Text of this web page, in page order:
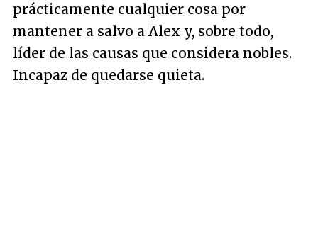
prácticamente cualquier cosa por
mantener a salvo a Alex y, sobre todo,
líder de las causas que considera nobles.
Incapaz de quedarse quieta.